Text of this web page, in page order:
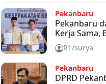
Pekanbaru
Pekanbaru
Kerja Sama,
hingga Smart
R1/surya
Pekanbaru
DPRD